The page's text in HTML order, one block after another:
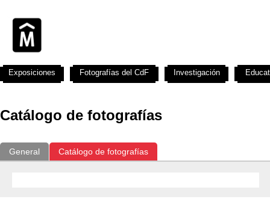
Catálogo de fotografías
General Catálogo de fotografías
Exposiciones Fotografías del CdF Investigación